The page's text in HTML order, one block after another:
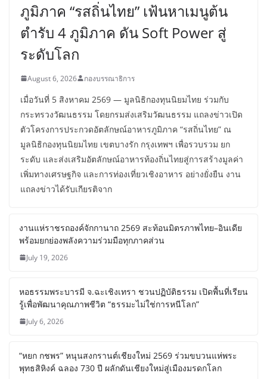
ภูมิภาค “รสถิ่นไทย” เฟ้นหาเมนูต้น
ตำรับ 4 ภูมิภาค ดัน Soft Power สู่
ระดับโลก
August 6, 2026 กองบรรณาธิการ
เมื่อวันที่ 5 สิงหาคม 2569 — มูลนิธิกองทุนนิยมไทย ร่วมกับ
กระทรวงวัฒนธรรม โดยกรมส่งเสริมวัฒนธรรม แถลงข่าวเปิด
ตัวโครงการประกวดอัตลักษณ์อาหารภูมิภาค “รสถิ่นไทย” ณ
มูลนิธิกองทุนนิยมไทย เขตบางรัก กรุงเทพฯ เพื่อรวบรวม ยก
ระดับ และส่งเสริมอัตลักษณ์อาหารท้องถิ่นไทยสู่การสร้างมูลค่า
เพิ่มทางเศรษฐกิจ และการท่องเที่ยวเชิงอาหาร อย่างยั่งยืน งาน
แถลงข่าวได้รับเกียรติจาก
งานแห่ราชรถองค์จักกานาถ 2569 สะท้อนมิตรภาพไทย–อินเดีย
พร้อมยกย่องพลังความร่วมมือทุกภาคส่วน
July 19, 2026
หอธรรมพระบารมี จ.ฉะเชิงเทรา ชวนปฏิบัติธรรม เปิดพื้นที่เรียน
รู้เพื่อพัฒนาคุณภาพชีวิต “ธรรมะไม่ใช่การหนีโลก”
July 6, 2026
“หยก กชพร” หนุนสงกรานต์เชียงใหม่ 2569 ร่วมขบวนแห่พระ
พุทธสิหิงค์ ฉลอง 730 ปี ผลักดันเชียงใหม่สู่เมืองมรดกโลก